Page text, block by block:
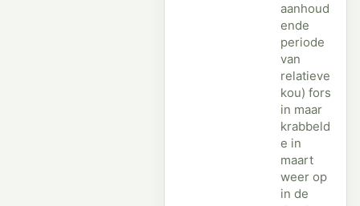
aanhoud
ende
periode
van
relatieve
kou) fors
in maar
krabbeld
e in
maart
weer op
in de